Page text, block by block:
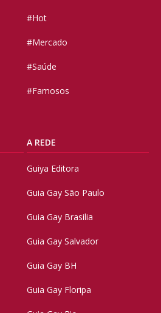
#Hot
#Mercado
#Saúde
#Famosos
A REDE
Guiya Editora
Guia Gay São Paulo
Guia Gay Brasilia
Guia Gay Salvador
Guia Gay BH
Guia Gay Floripa